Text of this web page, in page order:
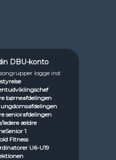
DBU-konto
logge ind:
børneafdelingen
seniorafdelingen
ledere ældre
1
Fitness
U6-U19